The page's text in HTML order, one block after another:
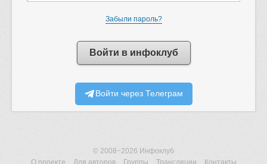
Забыли пароль?
Войти в инфоклуб
Войти через Телеграм
© 2008−2026 Инфоклуб
О проекте
Для авторов Группы Трансляции Контакты